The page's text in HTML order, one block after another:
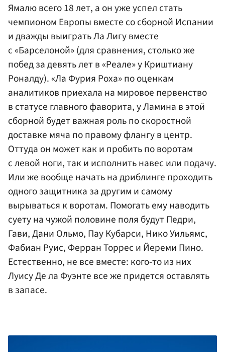
Ямалю всего 18 лет, а он уже успел стать
чемпионом Европы вместе со сборной Испании
и дважды выиграть Ла Лигу вместе
с «Барселоной» (для сравнения, столько же
побед за девять лет в «Реале» у Криштиану
Роналду). «Ла Фурия Роха» по оценкам
аналитиков приехала на мировое первенство
в статусе главного фаворита, у Ламина в этой
сборной будет важная роль по скоростной
доставке мяча по правому флангу в центр.
Оттуда он может как и пробить по воротам
с левой ноги, так и исполнить навес или подачу.
Или же вообще начать на дриблинге проходить
одного защитника за другим и самому
вырываться к воротам. Помогать ему наводить
суету на чужой половине поля будут Педри,
Гави, Дани Ольмо, Пау Кубарси, Нико Уильямс,
Фабиан Руис, Ферран Торрес и Йереми Пино.
Естественно, не все вместе: кого-то из них
Луису Де ла Фуэнте все же придется оставлять
в запасе.